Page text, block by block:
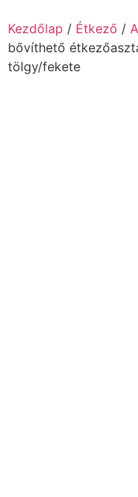
Kezdőlap / Étkező /
bővíthető
tölgy/fekete